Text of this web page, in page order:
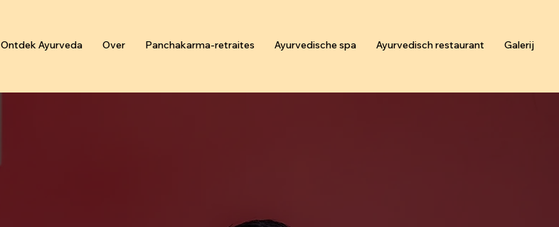
Ontdek Ayurveda Over Panchakarma-retraites Ayurvedische spa Ayurvedisch restaurant Galerij